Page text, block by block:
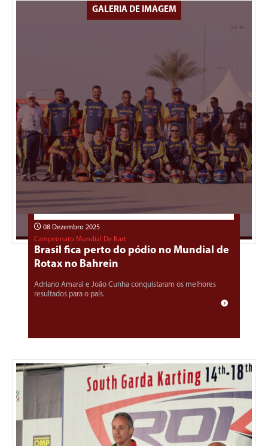
GALERIA DE IMAGEM
08 Dezembro 2025
Campeonato Mundial De Kart
Brasil fica perto do pódio no Mundial de
Rotax no Bahrein
Adriano Amaral e João Cunha conquistaram os melhores
resultados para o país.